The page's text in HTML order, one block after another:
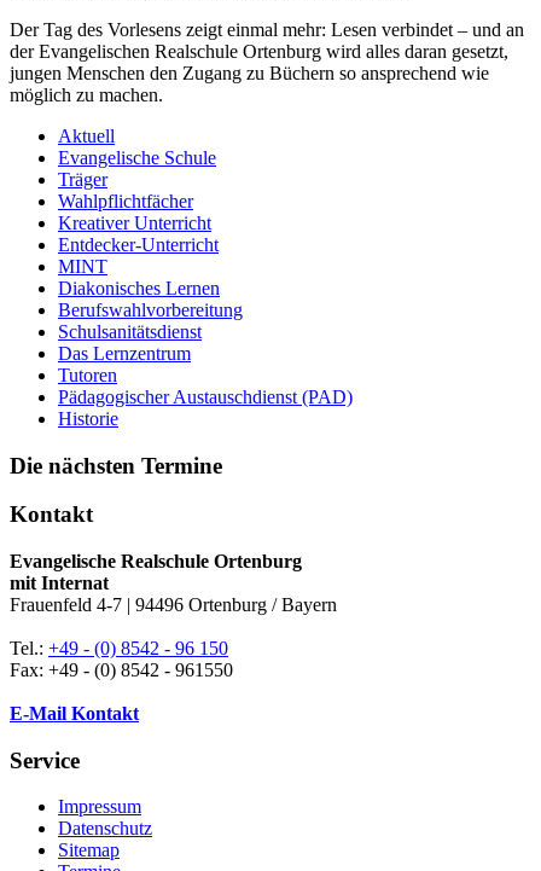
Der Tag des Vorlesens zeigt einmal mehr: Lesen verbindet – und an
der Evangelischen Realschule Ortenburg wird alles daran gesetzt,
jungen Menschen den Zugang zu Büchern so ansprechend wie
möglich zu machen.
Aktuell
Evangelische Schule
Träger
Wahlpflichtfächer
Kreativer Unterricht
Entdecker-Unterricht
MINT
Diakonisches Lernen
Berufswahlvorbereitung
Schulsanitätsdienst
Das Lernzentrum
Tutoren
Pädagogischer Austauschdienst (PAD)
Historie
Die nächsten Termine
Kontakt
Evangelische Realschule Ortenburg
mit Internat
Frauenfeld 4-7 | 94496 Ortenburg / Bayern
Tel.: +49 - (0) 8542 - 96 150
Fax: +49 - (0) 8542 - 961550
E-Mail Kontakt
Service
Impressum
Datenschutz
Sitemap